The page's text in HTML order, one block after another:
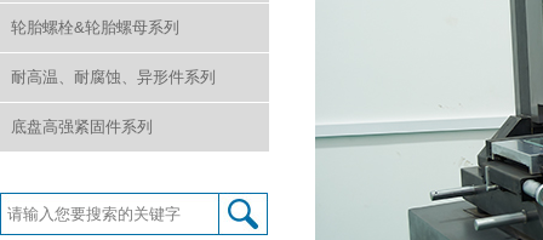
轮胎螺栓&轮胎螺母系列
耐高温、耐腐蚀、异形件系列
底盘高强紧固件系列